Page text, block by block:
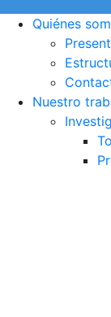
Quiénes
Nuestro